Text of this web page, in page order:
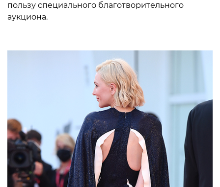
пользу специального благотворительного
аукциона.